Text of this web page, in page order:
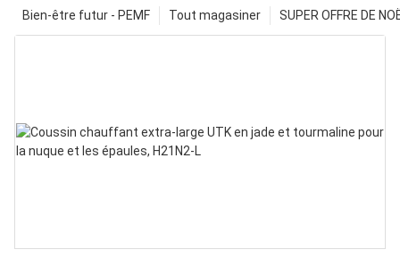
SUPER OFFRE DE
Tout magasiner
Bien-être futur - PEMF